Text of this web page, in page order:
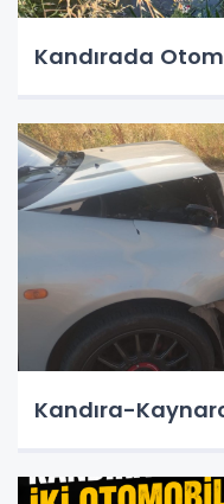
Kandırada
Kandıra-